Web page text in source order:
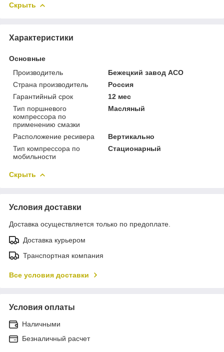
Скрыть
Характеристики
Основные
Производитель
Бежецкий завод АСО
Страна производитель
Россия
Гарантийный срок
12 мес
Тип поршневого
компрессора по
применению смазки
Масляный
Расположение ресивера
Вертикально
Тип компрессора по
мобильности
Стационарный
Скрыть
Условия доставки
Доставка осуществляется только по предоплате.
Доставка курьером
Транспортная компания
Все условия доставки
Условия оплаты
Наличными
Безналичный расчет